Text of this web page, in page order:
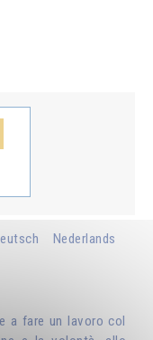
Nederlands
a fare un lavoro col